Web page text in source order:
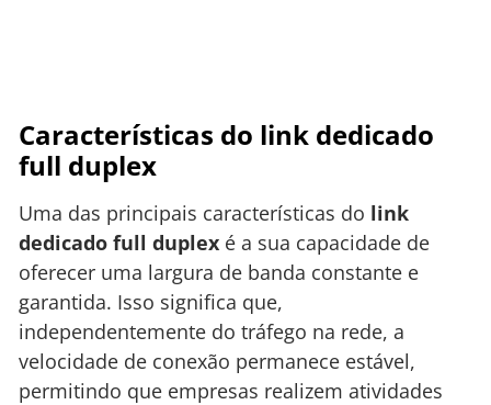
Características do link dedicado
full duplex
Uma das principais características do link
dedicado full duplex é a sua capacidade de
oferecer uma largura de banda constante e
garantida. Isso significa que,
independentemente do tráfego na rede, a
velocidade de conexão permanece estável,
permitindo que empresas realizem atividades